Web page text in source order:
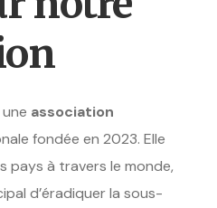
association
fondée en 2023. Elle
pays à travers le monde,
d’éradiquer la sous-